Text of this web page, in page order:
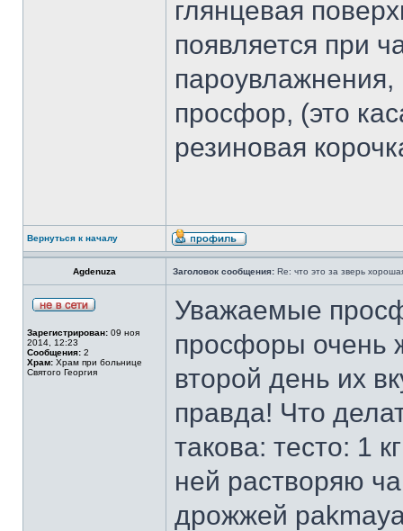
глянцевая
появляется при
просфор, (это
резиновая
Вернуться к началу
Agdenuza Заголовок сообщения: Re: что это за зверь
Зарегистрирован: 09 ноя
2014, 12:23
Сообщения: 2
Храм: Храм при больнице
Святого Георгия
Уважаемые
просфоры очень
второй день их
правда! Что
такова: тесто: 1
ней растворяю
дрожжей